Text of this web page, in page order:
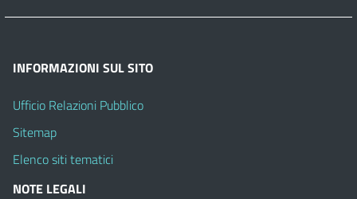
INFORMAZIONI SUL SITO
Ufficio Relazioni Pubblico
Sitemap
Elenco siti tematici
NOTE LEGALI